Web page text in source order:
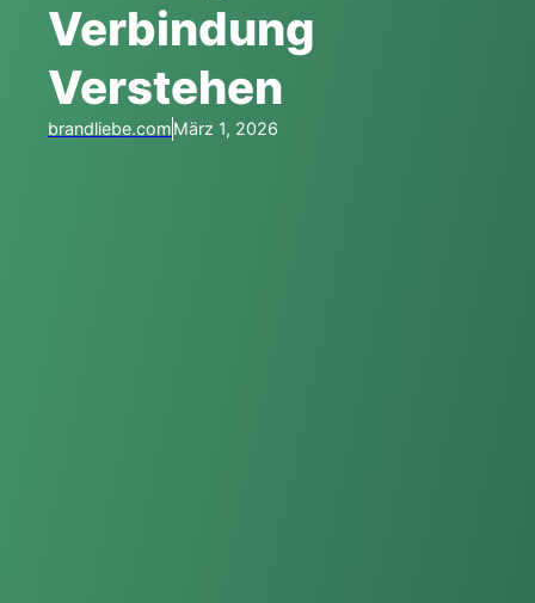
Verbindung
Verstehen
brandliebe.comMärz 1, 2026